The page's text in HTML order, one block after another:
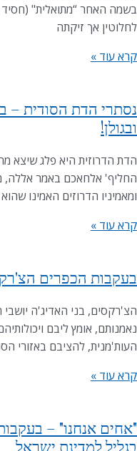
בשמה האחר “מתואלית" (חסיד
לחלוטין אך זיקתה
קרא עוד »
נסתרי הדת הסודית –
ובגולן!
ומאמיניו הדרוזים האמינו שהוא
קרא עוד »
בעקבות הכפרים
הצ'רקסים, בני האדיג'ה יושבי
נאמנותם, אומץ ליבם
העות'מנית, להציבם באזורי
קרא עוד »
"אחים אנחנו" –
בגליל למדינת ישראל